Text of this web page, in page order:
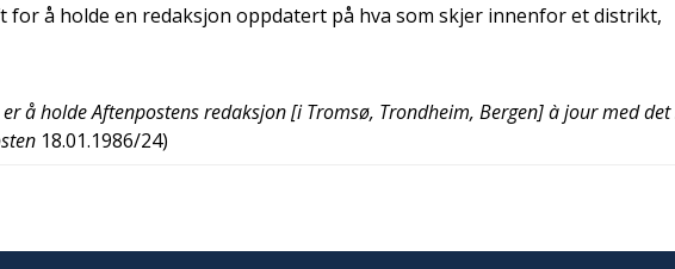
for å holde en redaksjon oppdatert på hva som skjer innenfor et distrikt,
å holde Aftenpostens redaksjon [i Tromsø, Trondheim, Bergen] à jour med det
18.01.1986/24)